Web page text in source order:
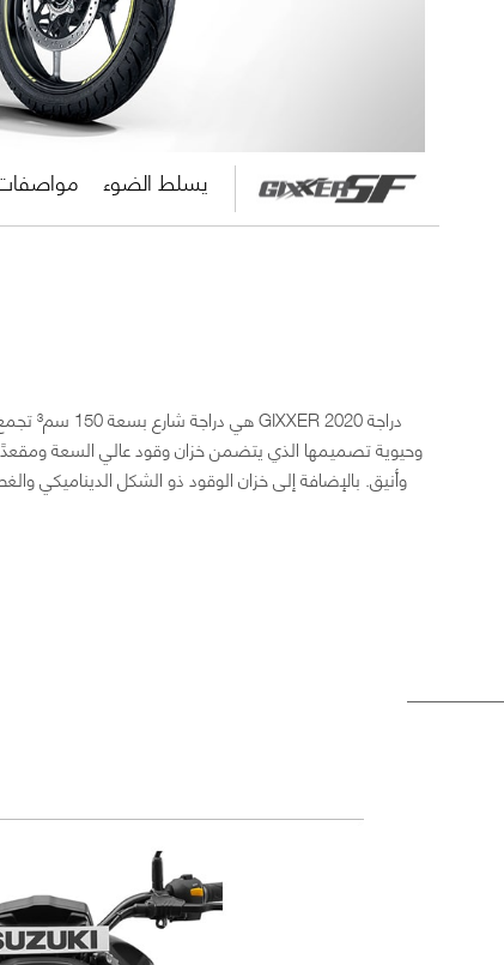
يسلط الضوء
وحيوية تصميمها الذي يتضمن خزان وقود عالي السعة